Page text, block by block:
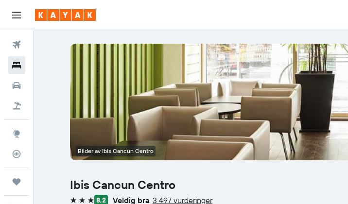
Ibis Cancun Centro
8,2 Veldig bra 3 497 vurderinger
Bilder av Ibis Cancun Centro